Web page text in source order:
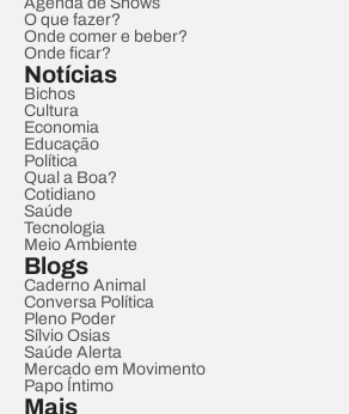
O que fazer?
Onde comer e beber?
Onde ficar?
Notícias
Bichos
Cultura
Economia
Educação
Política
Qual a Boa?
Cotidiano
Saúde
Tecnologia
Meio Ambiente
Blogs
Caderno Animal
Conversa Política
Pleno Poder
Sílvio Osias
Saúde Alerta
Mercado em Movimento
Papo Íntimo
Mais